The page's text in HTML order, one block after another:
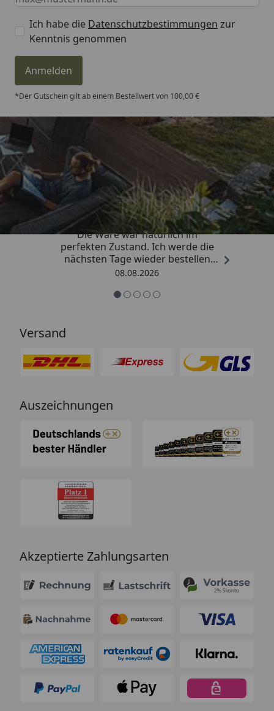
Ich habe die Datenschutzbestimmungen zur
Kenntnis genommen
Anmelden
*Der Gutschein gilt ab einem Bestellwert von 100,00 €
Trusted Shops
4,81/ 5
„Hervorragend schnelle Lieferung.
Die Ware war natürlich im
perfekten Zustand. Ich werde die
nächsten Tage wieder bestellen
Grüße an die Belegschaft gute
08.08.2026
Versand
Auszeichnungen
Akzeptierte Zahlungsarten